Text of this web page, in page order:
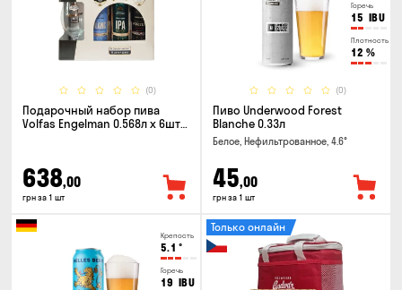
(0)
Подарочный набор пива
Volfas Engelman 0.568л x 6шт +
638,00
грн за 1 шт
Горечь
15 IBU
Плотность
12 %
(0)
Пиво Underwood Forest
Blanche 0.33л
Белое, Нефильтрованное, 4.6°
45,00
грн за 1 шт
Крепость
5.1 °
Горечь
19 IBU
Только онлайн